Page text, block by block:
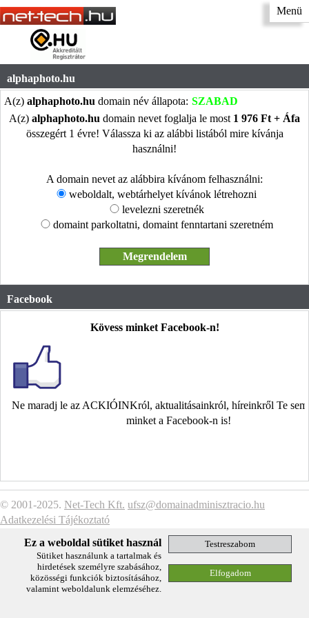
Menü
alphaphoto.hu
A(z) alphaphoto.hu domain név állapota: SZABAD
A(z) alphaphoto.hu domain nevet foglalja le most 1 976 Ft + Áfa
összegért 1 évre! Válassza ki az alábbi listából mire kívánja
használni!
A domain nevet az alábbira kívánom felhasználni:
weboldalt, webtárhelyet kívánok létrehozni
levelezni szeretnék
domaint parkoltatni, domaint fenntartani szeretném
Facebook
Kövess minket Facebook-n!
Ne maradj le az ACKIÓINKról, aktualitásainkról, híreinkről Te
minket a Facebook-n is!
© 2001-2025. Net-Tech Kft. ufsz@domainadminisztracio.hu
Adatkezelési Tájékoztató
Ez a weboldal sütiket használ
Sütiket használunk a tartalmak és
hirdetések személyre szabásához,
közösségi funkciók biztosításához,
valamint weboldalunk elemzéséhez.